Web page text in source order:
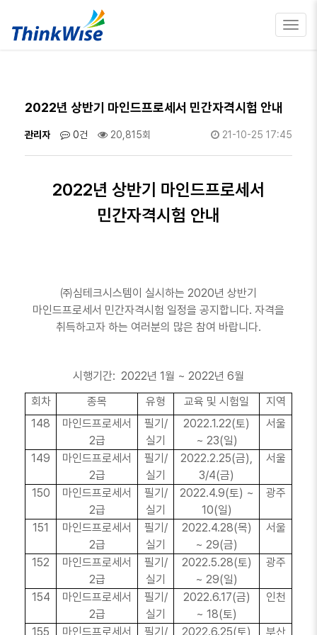
2022년 상반기 마인드프로세서 민간자격시험 안내
관리자 0건 20,815회 21-10-25 17:45
2022년 상반기 마인드프로세서
민간자격시험 안내
㈜심테크시스템이 실시하는 2020년 상반기
마인드프로세서 민간자격시험 일정을 공지합니다. 자격을
취득하고자 하는 여러분의 많은 참여 바랍니다.
시행기간: 2022년 1 월 ~ 2022년 6월
회차
종목 유형 교육 및 시험일
지역
148
마인드프로세서
2급
필기 /
실기
2022.1.22(토)
~ 23(일)
서울
149
마인드프로세서
2급
필기 /
실기
2022.2.25(금),
3/4(금)
서울
150
마인드프로세서
2급
필기 /
실기
2022.4.9(토) ~
10(일)
광주
151
마인드프로세서
2급
필기 /
실기
2022.4.28(목)
~ 29(금)
서울
152
마인드프로세서
2급
필기 /
실기
2022.5.28(토)
~ 29(일)
광주
154
마인드프로세서
2급
필기 /
실기
2022.6.17(금)
~ 18(토)
인천
155 마인드프로세서 필기 / 2022.6.25(토) 부산